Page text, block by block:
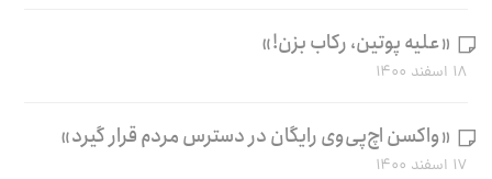
«علیه پوتین، رکاب بزن!»
۱۸ اسفند ۱۴۰۰
«واکسن اچ‌پی‌وی رایگان در دسترس مردم قرار گیرد»
۱۷ اسفند ۱۴۰۰